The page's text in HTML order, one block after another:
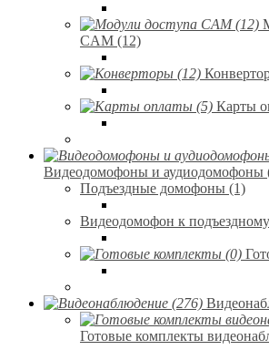
CAM (12)
Карты
Видеодомофоны и аудиодомофоны
Подъездные домофоны (1)
Видеодомофон к
Готовые комплекты